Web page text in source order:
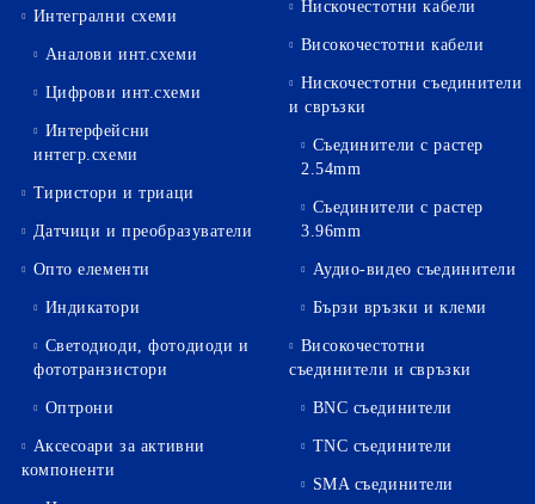
Интегрални схеми
Аналови инт.схеми
Цифрови инт.схеми
Интерфейсни
интегр.схеми
Тиристори и триаци
Датчици и преобразуватели
Опто елементи
Индикатори
Светодиоди, фотодиоди и
фототранзистори
Оптрони
Аксесоари за активни
компоненти
Нискочестотни кабели
Високочестотни кабели
Нискочестотни съединители
и свръзки
Съединители с растер
2.54mm
Съединители с растер
3.96mm
Аудио-видео съединители
Бързи връзки и клеми
Високочестотни
съединители и свръзки
BNC съединители
TNC съединители
SMA съединители